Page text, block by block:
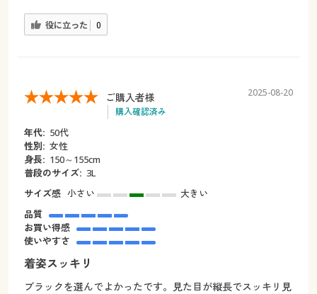
役に立った 0
ご購入者様
購入確認済み
2025-08-20
年代: 50代
性別: 女性
身長: 150～155cm
普段のサイズ: 3L
サイズ感 小さい
大きい
品質
お買い得感
使いやすさ
着姿スッキリ
ブラックを選んでよかったです。見た目が縦長でスッキリ見